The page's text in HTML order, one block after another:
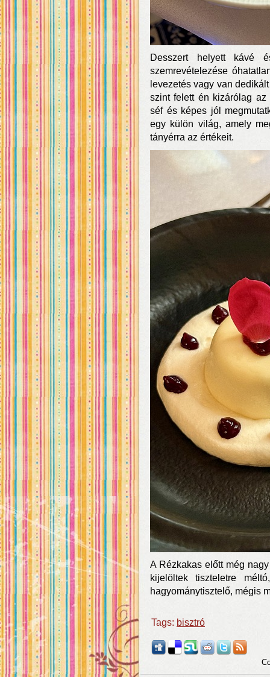
Desszert helyett kávé
szemrevételezése
levezetés vagy van
szint felett én kizárólag az
séf és képes jól
egy külön világ, amely
tányérra az értékeit.
A Rézkakas előtt még
kijelöltek tiszteletre
hagyománytisztelő, mégis
Tags: bisztró